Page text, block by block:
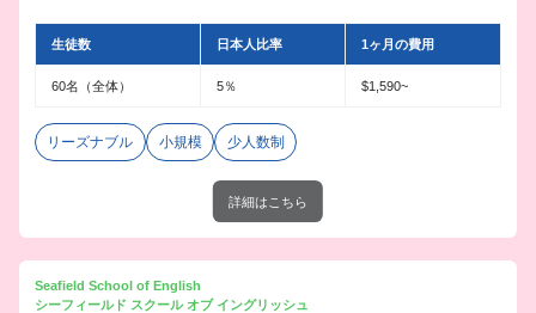
生徒数 日本人比率 1ヶ月の費用
60名（全体） 5％ $1,590~
リーズナブル 小規模 少人数制
詳細はこちら
Seafield School of English
シーフィールド スクール オブ イングリッシュ